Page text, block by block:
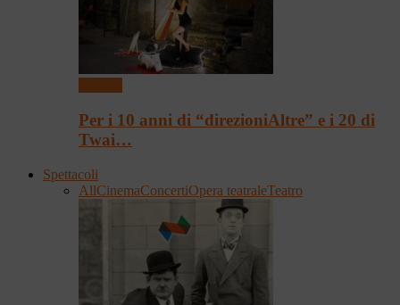
Per i 10 anni di “direzioniAltre” e i 20 di
Twai…
Spettacoli
AllCinemaConcertiOpera teatraleTeatro